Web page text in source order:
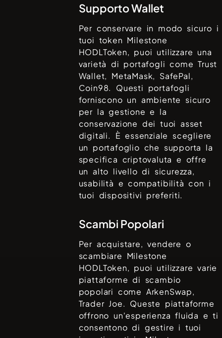
Supporto Wallet
Per conservare in modo sicuro i
tuoi token Milestone
HODLToken, puoi utilizzare una
varietà di portafogli comeTrust
Wallet, MetaMask, SafePal,
Coin98. Questi portafogli
forniscono un ambiente sicuro
per la gestione e la
conservazione dei tuoi asset
digitali. È essenziale scegliere
un portafoglio che supporta la
specifica criptovaluta e offre
un alto livello di sicurezza,
usabilità e compatibilità con i
tuoi dispositivi preferiti.
Scambi Popolari
Per acquistare, vendere o
scambiare Milestone
HODLToken, puoi utilizzare varie
piattaforme di scambio
popolari come ArkenSwap,
Trader Joe. Queste piattaforme
offrono un'esperienza fluida e ti
consentono di gestire i tuoi